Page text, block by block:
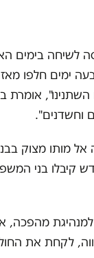
בימים
ימים חלפו
השתנינו",
וחשדנים"
.
מותו מצוק
קיבלו בני
מהפכה,
לקחת את